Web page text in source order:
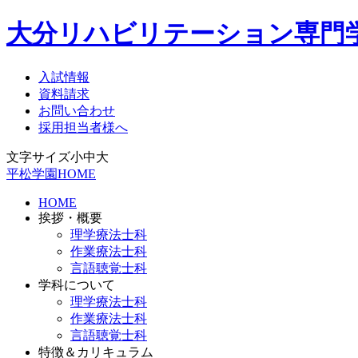
大分リハビリテーション専門
入試情報
資料請求
お問い合わせ
採用担当者様へ
文字サイズ小中大
平松学園HOME
HOME
挨拶・概要
理学療法士科
作業療法士科
言語聴覚士科
学科について
理学療法士科
作業療法士科
言語聴覚士科
特徴＆カリキュラム